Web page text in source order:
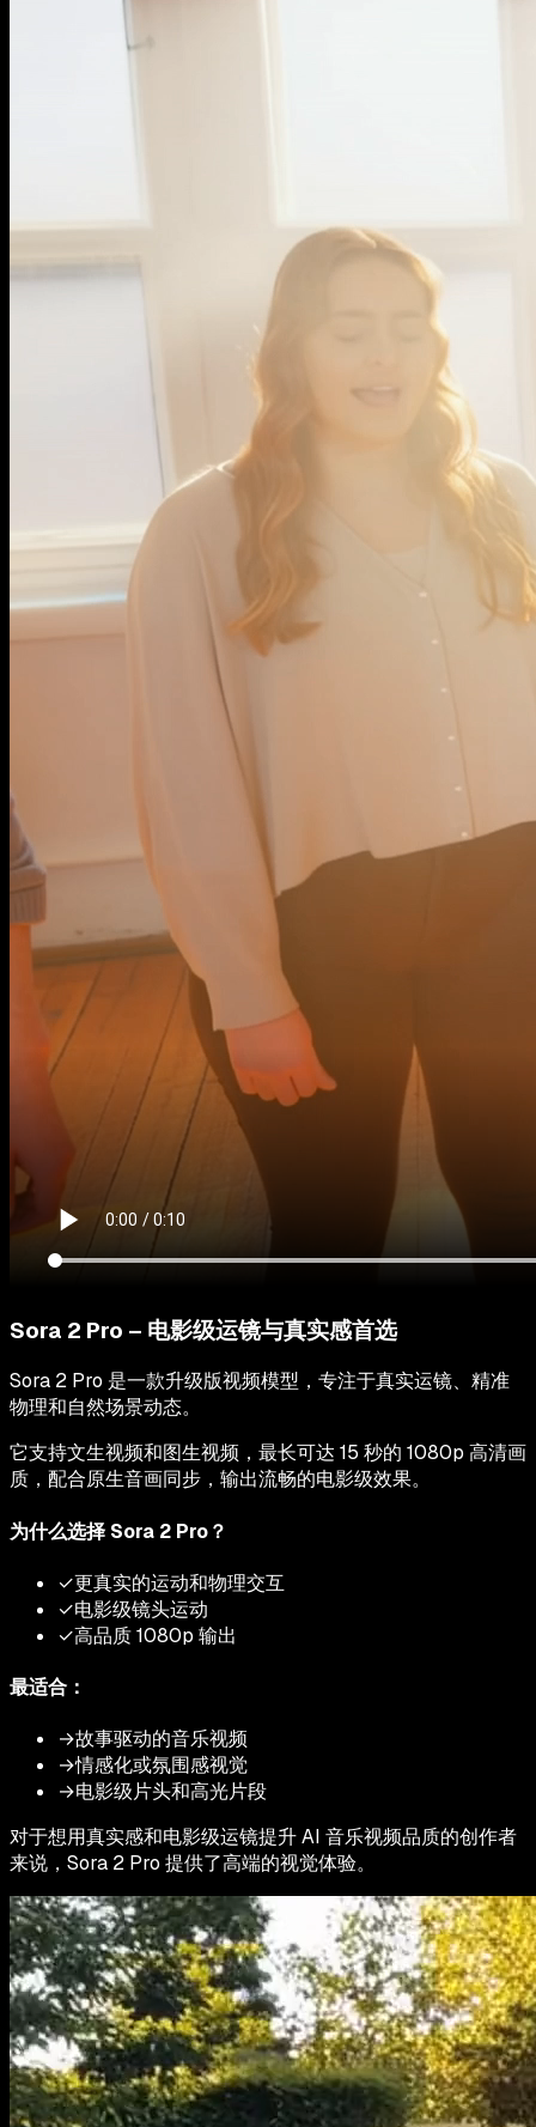
Sora 2 Pro – 电影级运镜与真实感首选
Sora 2 Pro 是一款升级版视频模型，专注于真实运镜、精准
物理和自然场景动态。
它支持文生视频和图生视频，最长可达 15 秒的 1080p 高清画
质，配合原生音画同步，输出流畅的电影级效果。
为什么选择 Sora 2 Pro？
✓更真实的运动和物理交互
✓电影级镜头运动
✓高品质 1080p 输出
最适合：
→故事驱动的音乐视频
→情感化或氛围感视觉
→电影级片头和高光片段
对于想用真实感和电影级运镜提升 AI 音乐视频品质的创作者
来说，Sora 2 Pro 提供了高端的视觉体验。